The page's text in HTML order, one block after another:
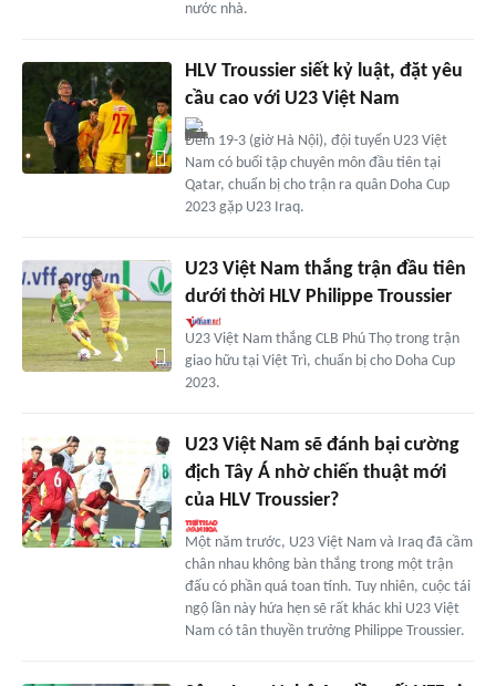
nước nhà.
HLV Troussier siết kỷ luật, đặt yêu
cầu cao với U23 Việt Nam
Đêm 19-3 (giờ Hà Nội), đội tuyển U23 Việt
Nam có buổi tập chuyên môn đầu tiên tại
Qatar, chuẩn bị cho trận ra quân Doha Cup
2023 gặp U23 Iraq.
U23 Việt Nam thắng trận đầu tiên
dưới thời HLV Philippe Troussier
U23 Việt Nam thắng CLB Phú Thọ trong trận
giao hữu tại Việt Trì, chuẩn bị cho Doha Cup
2023.
U23 Việt Nam sẽ đánh bại cường
địch Tây Á nhờ chiến thuật mới
của HLV Troussier?
Một năm trước, U23 Việt Nam và Iraq đã cầm
chân nhau không bàn thắng trong một trận
đấu có phần quá toan tính. Tuy nhiên, cuộc tái
ngộ lần này hứa hẹn sẽ rất khác khi U23 Việt
Nam có tân thuyền trưởng Philippe Troussier.